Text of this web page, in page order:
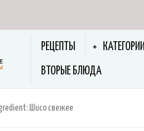
РЕЦЕПТЫ КАТЕГОРИИ
ВТОРЫЕ БЛЮДА
Шисо свежее